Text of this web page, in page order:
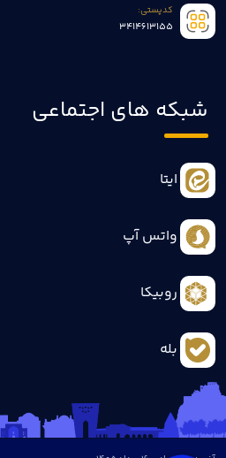
کدپستی:
3414613155
شبکه های اجتماعی
ایتا
واتس آپ
روبیکا
بله